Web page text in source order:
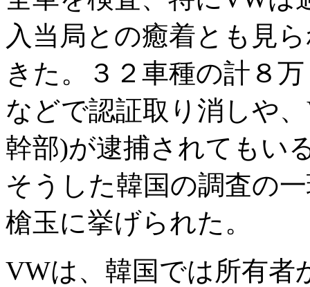
入当局との癒着とも見
きた。３２車種の計８
などで認証取り消しや
幹部)が逮捕されてもい
そうした韓国の調査の
槍玉に挙げられた。
VWは、韓国では所有者